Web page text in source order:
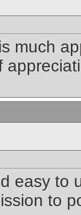
much
easy to
to